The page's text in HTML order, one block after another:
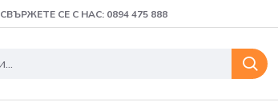
СВЪРЖЕТЕ СЕ С НАС: 0894 475 888